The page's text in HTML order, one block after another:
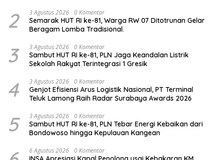
2 3 Agustus 2026 0 Komentar
Semarak HUT RI ke-81, Warga RW 07 Ditotrunan Gelar
Beragam Lomba Tradisional.
3 3 Agustus 2026 0 Komentar
Sambut HUT RI ke-81, PLN Jaga Keandalan Listrik
Sekolah Rakyat Terintegrasi 1 Gresik
4 3 Agustus 2026 0 Komentar
Genjot Efisiensi Arus Logistik Nasional, PT Terminal
Teluk Lamong Raih Radar Surabaya Awards 2026
5 3 Agustus 2026 0 Komentar
Sambut HUT RI ke-81, PLN Tebar Energi Kebaikan dari
Bondowoso hingga Kepulauan Kangean
6 Agustus 2026 0 Komentar